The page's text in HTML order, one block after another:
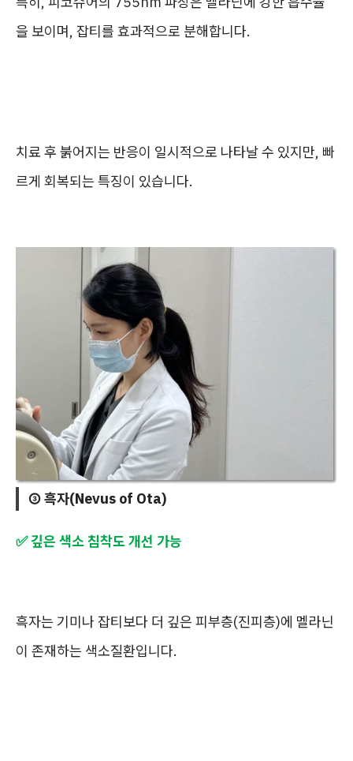
을 보이며, 잡티를 효과적으로 분해합니다.
치료 후 붉어지는 반응이 일시적으로 나타날 수 있지만, 빠
르게 회복되는 특징이 있습니다.
③ 흑자(Nevus of Ota)
✅ 깊은 색소 침착도 개선 가능
흑자는 기미나 잡티보다 더 깊은 피부층(진피층)에 멜라닌
이 존재하는 색소질환입니다.